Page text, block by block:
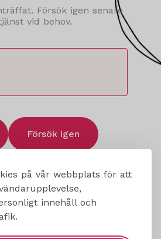
på vår webbplats för att
innehåll och
Försök igen senare
vid behov.
Försök igen